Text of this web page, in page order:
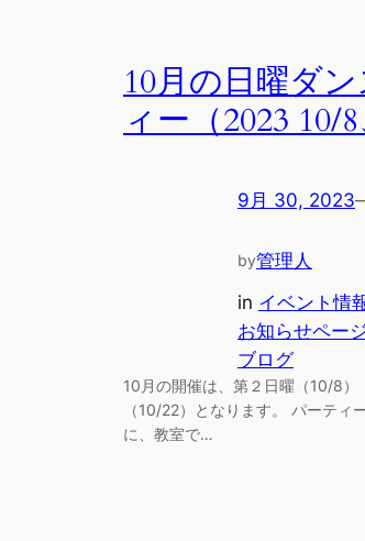
10月の日曜ダ
ィー（2023 10/8
9月 30, 2023
by管理人
in イベント情
お知らせペー
ブログ
10月の開催は、第２日曜（10/8）
（10/22）となります。 パーティ
に、教室で…